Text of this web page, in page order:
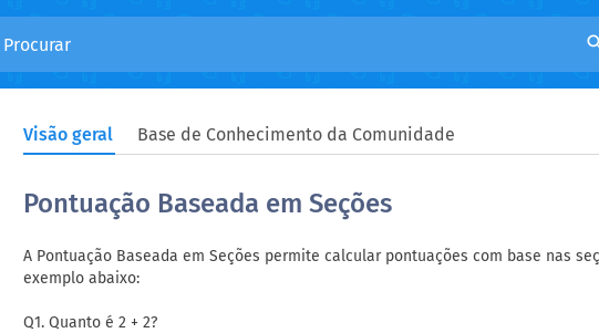
Visão geral Base de Conhecimento da Comunidade
Pontuação Baseada em Seções
A Pontuação Baseada em Seções permite calcular pontuações com base nas
exemplo abaixo:
Q1. Quanto é 2 + 2?